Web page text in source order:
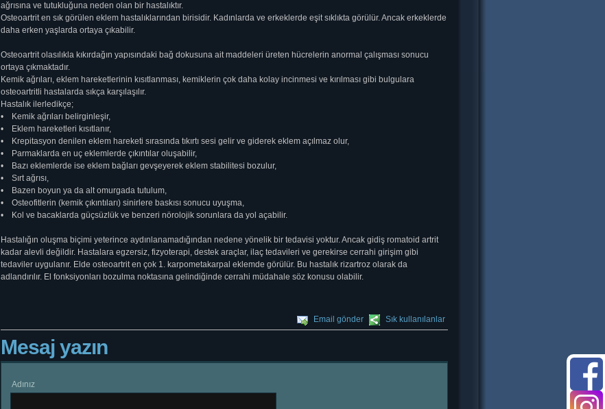
ağrısına ve tutukluğuna neden olan bir hastalıktır.
Osteoartrit en sık görülen eklem hastalıklarından birisidir. Kadınlarda ve erkeklerde eşit sıklıkta görülür. Ancak erkeklerde
daha erken yaşlarda ortaya çıkabilir.
Osteoartrit olasılıkla kıkırdağın yapısındaki bağ dokusuna ait maddeleri üreten hücrelerin anormal çalışması sonucu
ortaya çıkmaktadır.
Kemik ağrıları, eklem hareketlerinin kısıtlanması, kemiklerin çok daha kolay incinmesi ve kırılması gibi bulgulara
osteoartritli hastalarda sıkça karşılaşılır.
Hastalık ilerledikçe;
• Kemik ağrıları belirginleşir,
• Eklem hareketleri kısıtlanır,
• Krepitasyon denilen eklem hareketi sırasında tıkırtı sesi gelir ve giderek eklem açılmaz olur,
• Parmaklarda en uç eklemlerde çıkıntılar oluşabilir,
• Bazı eklemlerde ise eklem bağları gevşeyerek eklem stabilitesi bozulur,
• Sırt ağrısı,
• Bazen boyun ya da alt omurgada tutulum,
• Osteofitlerin (kemik çıkıntıları) sinirlere baskısı sonucu uyuşma,
• Kol ve bacaklarda güçsüzlük ve benzeri nörolojik sorunlara da yol açabilir.
Hastalığın oluşma biçimi yeterince aydınlanamadığından nedene yönelik bir tedavisi yoktur. Ancak gidiş romatoid artrit
kadar alevli değildir. Hastalara egzersiz, fizyoterapi, destek araçlar, ilaç tedavileri ve gerekirse cerrahi girişim gibi
tedaviler uygulanır. Elde osteoartrit en çok 1. karpometakarpal eklemde görülür. Bu hastalık rizartroz olarak da
adlandırılır. El fonksiyonları bozulma noktasına gelindiğinde cerrahi müdahale söz konusu olabilir.
Sık kullanılanlar
Email gönder
Mesaj yazın
Adınız